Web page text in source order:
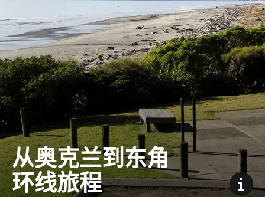
从奥克兰到东角
环线旅程